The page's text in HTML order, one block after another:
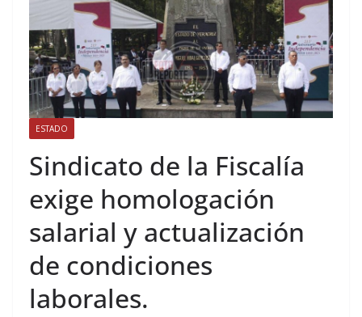
ESTADO
Sindicato de la Fiscalía
exige homologación
salarial y actualización
de condiciones
laborales.